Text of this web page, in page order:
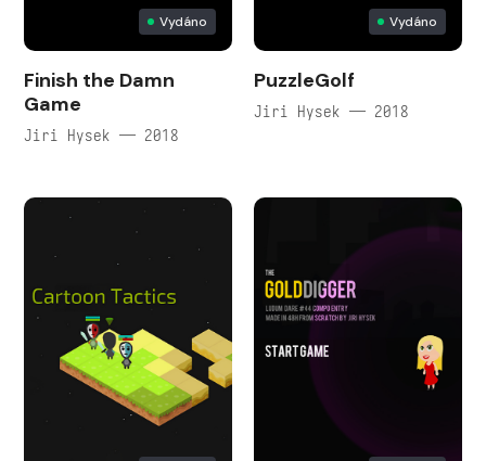
Vydáno
Finish the Damn
Game
Jiri Hysek — 2018
Vydáno
PuzzleGolf
Jiri Hysek — 2018